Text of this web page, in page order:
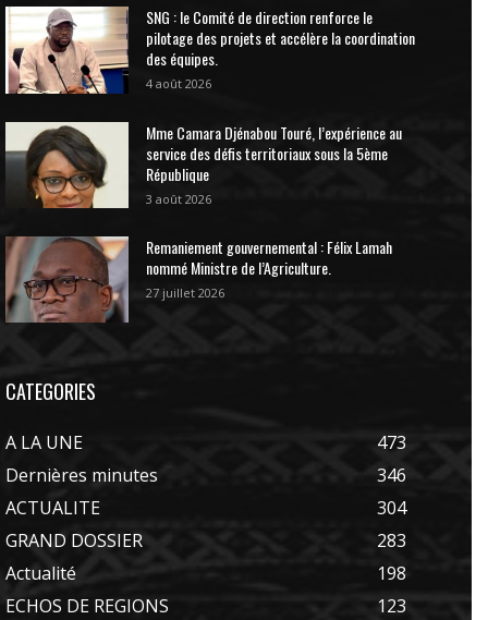
SNG : le Comité de direction renforce le
pilotage des projets et accélère la coordination
des équipes.
4 août 2026
Mme Camara Djénabou Touré, l’expérience au
service des défis territoriaux sous la 5ème
République
3 août 2026
Remaniement gouvernemental : Félix Lamah
nommé Ministre de l’Agriculture.
27 juillet 2026
CATEGORIES
A LA UNE
473
Dernières minutes
346
ACTUALITE
304
GRAND DOSSIER
283
Actualité
198
ECHOS DE REGIONS
123